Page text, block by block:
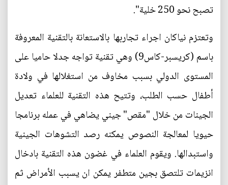
تصبح نحو 250 خلية".
وتعتزم نياكان اجراء تجاربها بالاستعانة بالتقنية المعروفة
باسم (كريسبر-كاس9) وهي تقنية تواجه جدلا حاميا على
المستوى الدولي بسبب مخاوف من استغلالها في ولادة
أطفال حسب الطلب، وتتيح هذه التقنية للعلماء تعديل
الجينات من خلال "مقص" جيني يضاهي في عمله برنامجا
حيويا لمعالجة النصوص يمكنه رصد التشوهات الجينية
واستبدالها. ويقوم العلماء في غضون هذه التقنية بادخال
انزيمات تلتصق بجين متطفر يمكن ان يسبب الأمراض ثم